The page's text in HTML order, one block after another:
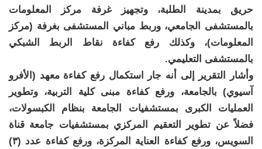
حريق بمدينة الطلبة، وتجهيز غرفة مركز المعلومات
بالمستشفى الجامعي، وربط مباني المستشفى بغرفة (مركز
المعلومات)، وكذلك رفع كفاءة نقاط الربط الشبكي
بالمستشفى التعليمي.
وأشار التقرير إلى أنه جار استكمال رفع كفاءة معهد (الأفرو
آسيوي) بالجامعة، ورفع كفاءة مبنى كلية التربية، وتطوير
العمليات الكبرى بمستشفيات الجامعة بنظام الكبسولات،
فضلاً عن تطوير التعقيم المركزي بمستشفيات جامعة قناة
السويس، ورفع كفاءة العناية المركزة، ورفع كفاءة عدد (٣)